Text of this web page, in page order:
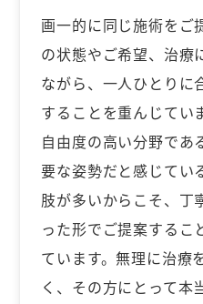
画一的に同じ施術をご
の状態やご希望、治療
ながら、一人ひとりに
することを重んじてい
自由度の高い分野であ
要な姿勢だと感じてい
肢が多いからこそ、丁
った形でご提案するこ
ています。無理に治療
く、その方にとって本